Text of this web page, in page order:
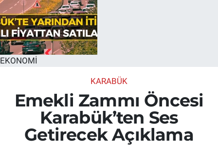
EKONOMİ
KARABÜK
Emekli Zammı Öncesi
Karabük’ten Ses
Getirecek Açıklama